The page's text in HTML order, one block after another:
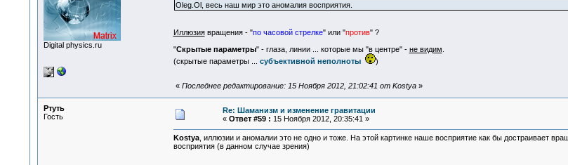
Digital physics.ru
Oleg.Ol, весь наш мир это аномалия восприятия.
Иллюзиявращения - "по часовой стрелке" или "против" ?
"Cкрытые параметры" - глаза, линии ... которые мы "в центре" - не видим
(скрытые параметры ... субъективной неполноты )
« Последнее редактирование: 15 Ноября 2012, 21:02:41 от Kostya»
Ртуть
Гость
Re: Шаманизм и изменение гравитации
« Ответ #59 : 15 Ноября 2012, 20:35:41 »
Kostya, иллюзии и аномалии это не одно и тоже. На этой картинке наше восприятие как бы достраивает
восприятия (в данном случае зрения)